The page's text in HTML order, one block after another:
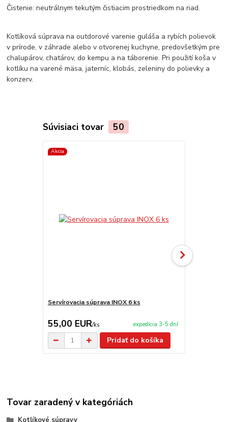
Čistenie: neutrálnym tekutým čistiacim prostriedkom na riad.
Kotlíková súprava na outdorové varenie guláša a rybích polievok
v prírode, v záhrade alebo v otvorenej kuchyne, predovšetkým pre
chalupárov, chatárov, do kempu a na táborenie. Pri použití koša v
kotlíku na varené mäsa, jaterníc, klobás, zeleniny do polievky a
konzerv.
Súvisiaci tovar 50
Akcia
Servírovacia súprava INOX 6 ks
55,00 EUR/ks expedícia 3-5 dní
Pridať do košíka
Tovar zaradený v kategóriách
Kotlíkové súpravy